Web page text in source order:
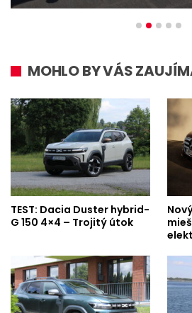
MOHLO BY VÁS
TEST: Dacia Duster hybrid-
G 150 4×4 – Trojitý útok